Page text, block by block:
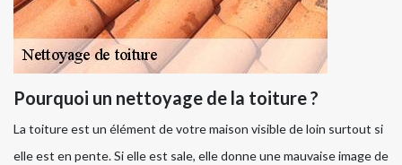
Pourquoi un nettoyage de la toiture ?
La toiture est un élément de votre maison visible de loin surtout si
elle est en pente. Si elle est sale, elle donne une mauvaise image de